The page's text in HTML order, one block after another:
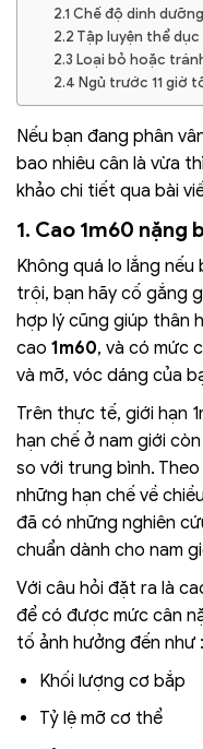
2.1 Chế độ dinh
2.2 Tập luyện thể
2.3 Loại bỏ hoặc
2.4 Ngủ trước 11 giờ
Nếu bạn đang phân
bao nhiêu cân là vừa
khảo chi tiết qua bài
1. Cao 1m60 nặng
Không quá lo lắng
trội, bạn hãy cố gắng
hợp lý cũng giúp thân
cao 1m60, và có mức
và mỡ, vóc dáng của
Trên thực tế, giới hạn
hạn chế ở nam giới
so với trung bình.
những hạn chế về
đã có những nghiên
chuẩn dành cho nam
Với câu hỏi đặt ra là
để có được mức cân
tố ảnh hưởng đến như :
Khối lượng cơ bắp
Tỷ lệ mỡ cơ thể